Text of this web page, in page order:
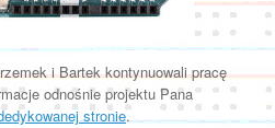
i Bartek kontynuowali pracę
odnośnie projektu Pana
stronie.